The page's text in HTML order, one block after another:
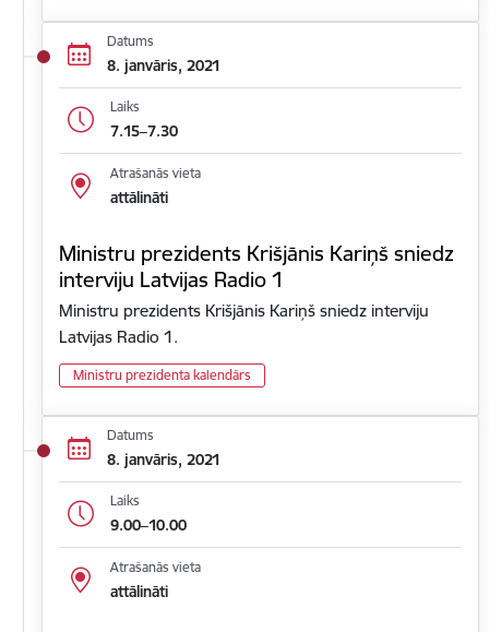
Datums
8. janvāris, 2021
Laiks
7.15–7.30
Atrašanās vieta
attālināti
Ministru prezidents Krišjānis Kariņš sniedz
interviju Latvijas Radio 1
Ministru prezidents Krišjānis Kariņš sniedz interviju
Latvijas Radio 1.
Ministru prezidenta kalendārs
Datums
8. janvāris, 2021
Laiks
9.00–10.00
Atrašanās vieta
attālināti